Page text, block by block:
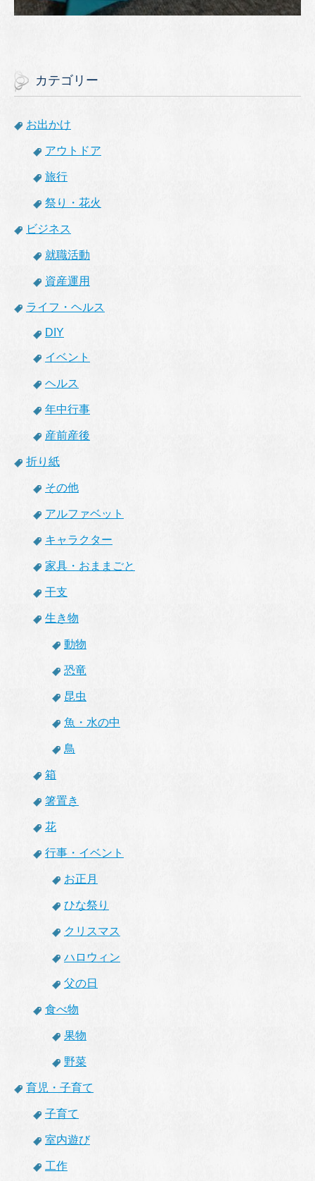
カテゴリー
お出かけ
アウトドア
旅行
祭り・花火
ビジネス
就職活動
資産運用
ライフ・ヘルス
DIY
イベント
ヘルス
年中行事
産前産後
折り紙
その他
アルファベット
キャラクター
家具・おままごと
干支
生き物
動物
恐竜
昆虫
魚・水の中
鳥
箱
箸置き
花
行事・イベント
お正月
ひな祭り
クリスマス
ハロウィン
父の日
食べ物
果物
野菜
育児・子育て
子育て
室内遊び
工作